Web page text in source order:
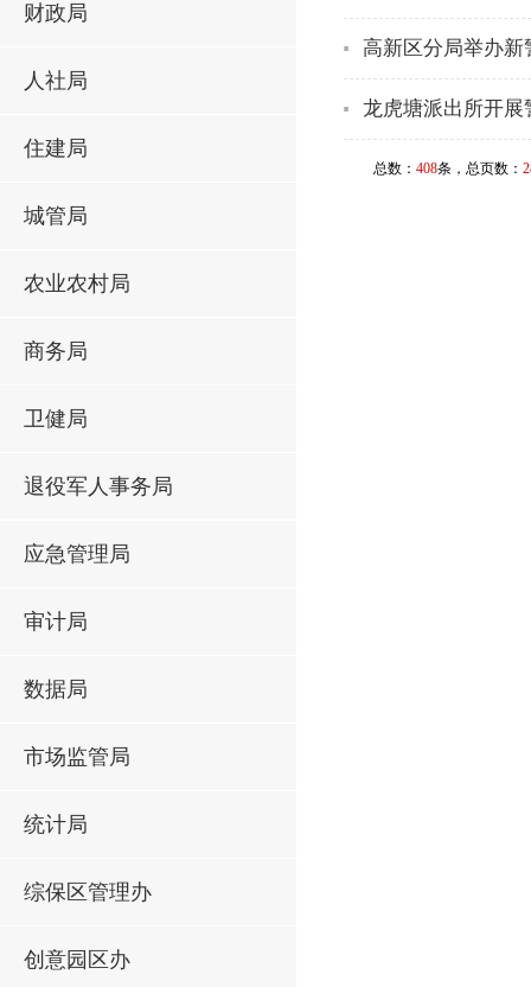
财政局
人社局
住建局
城管局
农业农村局
商务局
卫健局
退役军人事务局
应急管理局
审计局
数据局
市场监管局
统计局
综保区管理办
创意园区办
高新区分局举办新
龙虎塘派出所开展
总数： 408条，总页数：